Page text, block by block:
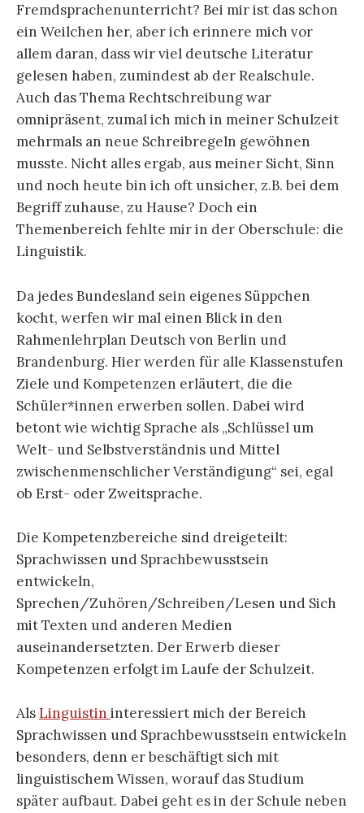
Fremdsprachenunterricht? Bei mir ist das schon
ein Weilchen her, aber ich erinnere mich vor
allem daran, dass wir viel deutsche Literatur
gelesen haben, zumindest ab der Realschule.
Auch das Thema Rechtschreibung war
omnipräsent, zumal ich mich in meiner Schulzeit
mehrmals an neue Schreibregeln gewöhnen
musste. Nicht alles ergab, aus meiner Sicht, Sinn
und noch heute bin ich oft unsicher, z.B. bei dem
Begriff zuhause, zu Hause? Doch ein
Themenbereich fehlte mir in der Oberschule: die
Linguistik.
Da jedes Bundesland sein eigenes Süppchen
kocht, werfen wir mal einen Blick in den
Rahmenlehrplan Deutsch von Berlin und
Brandenburg. Hier werden für alle Klassenstufen
Ziele und Kompetenzen erläutert, die die
Schüler*innen erwerben sollen. Dabei wird
betont wie wichtig Sprache als „Schlüssel um
Welt- und Selbstverständnis und Mittel
zwischenmenschlicher Verständigung“ sei, egal
ob Erst- oder Zweitsprache.
Die Kompetenzbereiche sind dreigeteilt:
Sprachwissen und Sprachbewusstsein
entwickeln,
Sprechen/Zuhören/Schreiben/Lesen und Sich
mit Texten und anderen Medien
auseinandersetzten. Der Erwerb dieser
Kompetenzen erfolgt im Laufe der Schulzeit.
AlsLinguistin interessiert mich der Bereich
Sprachwissen und Sprachbewusstsein entwickeln
besonders, denn er beschäftigt sich mit
linguistischem Wissen, worauf das Studium
später aufbaut. Dabei geht es in der Schule neben